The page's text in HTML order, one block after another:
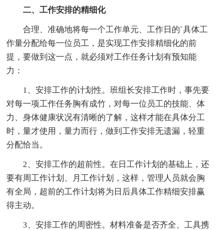
二、工作安排的精细化
合理、准确地将每一个工作单元、工作日的`具体工
作量分配给每一位员工，是实现工作安排精细化的前
提，要做到这一点，就必须对工作任务计划有预知能
力：
1、安排工作的计划性。班组长安排工作时，事先要
对每一项工作任务胸有成竹，对每一位员工的技能、体
力、身体健康状况有清晰的了解，这样才能在具体分工
时，量才使用，量力而行，做到工作安排无遗漏，轻重
分配恰当。
2、安排工作的超前性。在日工作计划的基础上，还
要有周工作计划、月工作计划，这样，管理人员就会胸
有全局，超前的工作计划将为日后具体工作精细安排赢
得主动。
3、安排工作的周密性。材料准备是否齐全、工具携